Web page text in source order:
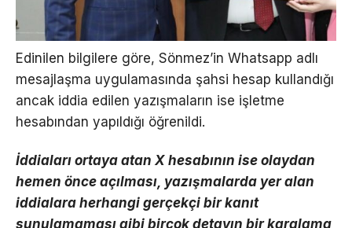
Edinilen bilgilere göre, Sönmez’in Whatsapp adlı
mesajlaşma uygulamasında şahsi hesap kullandığı
ancak iddia edilen yazışmaların ise işletme
hesabından yapıldığı öğrenildi.
İddiaları ortaya atan X hesabının ise olaydan
hemen önce açılması, yazışmalarda yer alan
iddialara herhangi gerçekçi bir kanıt
sunulamaması gibi birçok detayın bir karalama